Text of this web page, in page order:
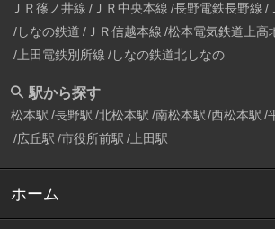
ＪＲ篠ノ井線 ＪＲ中央本線 長野電鉄長野線
しなの鉄道 ＪＲ信越本線 松本電気鉄道上高
上田電鉄別所線 しなの鉄道北しなの
駅から探す
松本駅 長野駅 北松本駅 南松本駅 西松本駅
広丘駅 市役所前駅 上田駅
ホーム